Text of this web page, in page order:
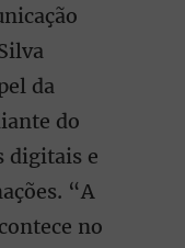
da
do
digitais e
“A
no